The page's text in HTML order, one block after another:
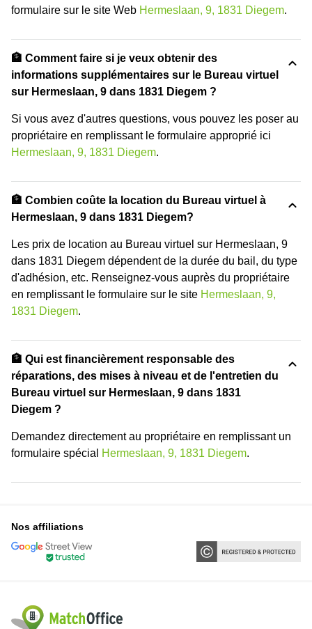
formulaire sur le site Web Hermeslaan, 9, 1831 Diegem.
🏦 Comment faire si je veux obtenir des
informations supplémentaires sur le Bureau virtuel
sur Hermeslaan, 9 dans 1831 Diegem ?
Si vous avez d'autres questions, vous pouvez les poser au
propriétaire en remplissant le formulaire approprié ici
Hermeslaan, 9, 1831 Diegem.
🏦 Combien coûte la location du Bureau virtuel à
Hermeslaan, 9 dans 1831 Diegem?
Les prix de location au Bureau virtuel sur Hermeslaan, 9
dans 1831 Diegem dépendent de la durée du bail, du type
d'adhésion, etc. Renseignez-vous auprès du propriétaire
en remplissant le formulaire sur le site Hermeslaan, 9,
1831 Diegem.
🏦 Qui est financièrement responsable des
réparations, des mises à niveau et de l'entretien du
Bureau virtuel sur Hermeslaan, 9 dans 1831
Diegem ?
Demandez directement au propriétaire en remplissant un
formulaire spécial
Hermeslaan, 9, 1831 Diegem.
Nos affiliations